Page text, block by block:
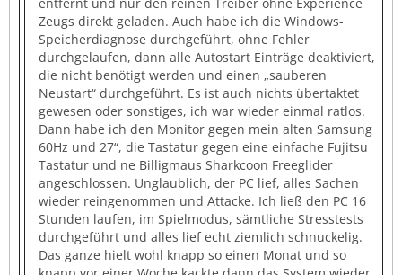
Zeugs direkt geladen. Auch habe ich die Windows-
Speicherdiagnose durchgeführt, ohne Fehler
durchgelaufen, dann alle Autostart Einträge deaktiviert,
die nicht benötigt werden und einen „sauberen
Neustart“ durchgeführt. Es ist auch nichts übertaktet
gewesen oder sonstiges, ich war wieder einmal ratlos.
Dann habe ich den Monitor gegen mein alten Samsung
60Hz und 27“, die Tastatur gegen eine einfache Fujitsu
Tastatur und ne Billigmaus Sharkcoon Freeglider
angeschlossen. Unglaublich, der PC lief, alles Sachen
wieder reingenommen und Attacke. Ich ließ den PC 16
Stunden laufen, im Spielmodus, sämtliche Stresstests
durchgeführt und alles lief echt ziemlich schnuckelig.
Das ganze hielt wohl knapp so einen Monat und so